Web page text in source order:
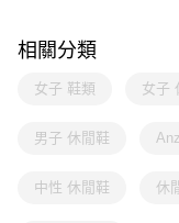
相關分類
女子 鞋類 女子
男子 休閒鞋
中性 休閒鞋 休